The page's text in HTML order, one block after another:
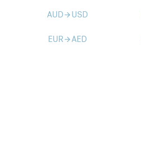
AUDarrow_forward USD
EURarrow_forwardAED